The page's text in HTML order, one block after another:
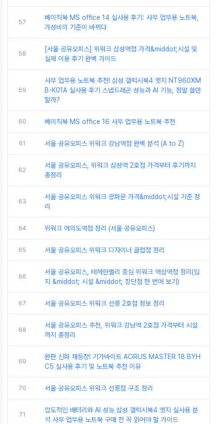
57
베이직북 MS office 14 실사용 후기: 사무 업무용 노트북,
가성비의 기준이 바뀌다
58
[서울 공유오피스] 위워크 삼성역점 가격&middot;시설 및
실제 이용 후기 완벽 가이드
59
사무 업무용 노트북 추천! 삼성 갤럭시북4 엣지 NT960XM
B-K01A 실사용 후기 스냅드래곤 성능과 AI 기능, 정말 쓸만
할까?
60 베이직북 MS office 16 사무 업무용 노트북 추천
61 서울 공유오피스 위워크 강남역점 완벽 분석 (A to Z)
62
서울 공유오피스, 위워크 삼성역 2호점 가격부터 후기까지
총정리
63
서울 공유오피스 위워크 광화문 가격&middot;시설 기준 정
리
64 위워크 여의도역점 정리 (서울 공유오피스)
65 서울 공유오피스 위워크 디자이너 클럽점 정리
66
서울 공유오피스, 테헤란밸리 중심 위워크 역삼역점 정리(입
지 &middot; 시설 &middot; 장단점 한 번에 보기)
67 서울 공유오피스 위워크 선릉 2호점 정보 정리
68
서울 공유오피스 추천, 위워크 강남역 2호점 가격부터 시설
까지 총정리
69
완판 신화 재등장! 기가바이트 AORUS MASTER 18 BYH
C5 실사용 후기 및 노트북 추천 이유
70 서울 공유오피스 위워크 선릉점 구조 정리
71
압도적인 배터리와 AI 성능 삼성 갤럭시북4 엣지 실사용 분
석 사무 업무용 노트북 구매 전 꼭 읽어야 할 가이드